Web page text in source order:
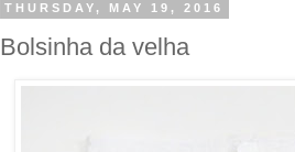
THURSDAY, MAY 19, 2016
Bolsinha da velha